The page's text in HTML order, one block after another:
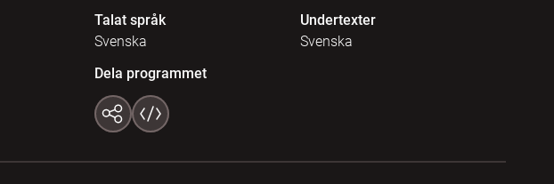
Talat språk
Svenska
Undertexter
Svenska
Dela programmet